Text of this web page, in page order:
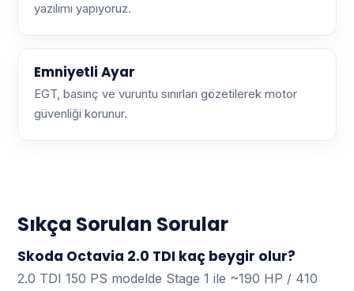
yazılımı yapıyoruz.
Emniyetli Ayar
EGT, basınç ve vuruntu sınırları gözetilerek motor
güvenliği korunur.
Sıkça Sorulan Sorular
Skoda Octavia 2.0 TDI kaç beygir olur?
2.0 TDI 150 PS modelde Stage 1 ile ~190 HP / 410